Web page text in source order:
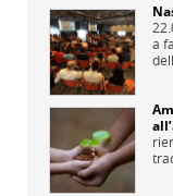
a